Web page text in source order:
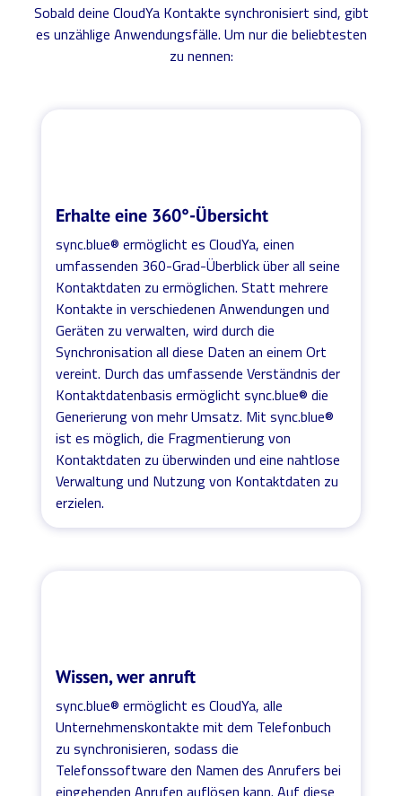
Sobald deine CloudYa Kontakte synchronisiert sind, gibt
es unzählige Anwendungsfälle. Um nur die beliebtesten
zu nennen:
Erhalte eine 360°-Übersicht
sync.blue® ermöglicht es CloudYa, einen
umfassenden 360-Grad-Überblick über all seine
Kontaktdaten zu ermöglichen. Statt mehrere
Kontakte in verschiedenen Anwendungen und
Geräten zu verwalten, wird durch die
Synchronisation all diese Daten an einem Ort
vereint. Durch das umfassende Verständnis der
Kontaktdatenbasis ermöglicht sync.blue® die
Generierung von mehr Umsatz. Mit sync.blue®
ist es möglich, die Fragmentierung von
Kontaktdaten zu überwinden und eine nahtlose
Verwaltung und Nutzung von Kontaktdaten zu
erzielen.
Wissen, wer anruft
sync.blue® ermöglicht es CloudYa, alle
Unternehmenskontakte mit dem Telefonbuch
zu synchronisieren, sodass die
Telefonssoftware den Namen des Anrufers bei
eingehenden Anrufen auflösen kann. Auf diese